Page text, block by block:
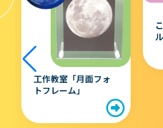
大村賞
科学館で働きたい方へ
天文グループアルバイト募集
実験・展示分野のアルバイト
こどもクラフト「バ
ルーンロケット」